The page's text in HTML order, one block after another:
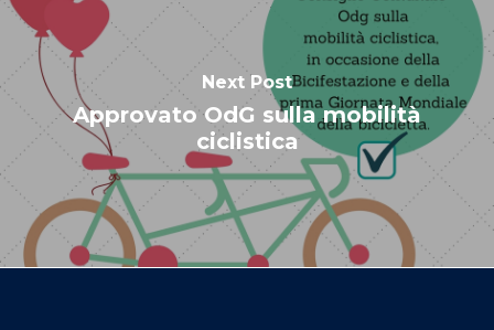
Next Post
Approvato OdG sulla mobilità
ciclistica